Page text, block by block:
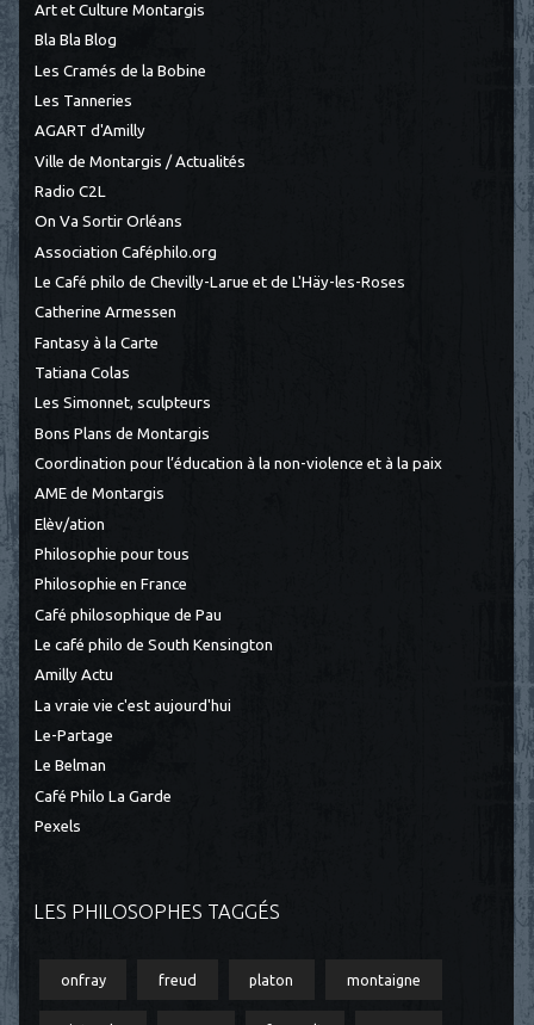
Art et Culture Montargis
Bla Bla Blog
Les Cramés de la Bobine
Les Tanneries
AGART d'Amilly
Ville de Montargis / Actualités
Radio C2L
On Va Sortir Orléans
Association Caféphilo.org
Le Café philo de Chevilly-Larue et de L'Häy-les-Roses
Catherine Armessen
Fantasy à la Carte
Tatiana Colas
Les Simonnet, sculpteurs
Bons Plans de Montargis
Coordination pour l’éducation à la non-violence et à la paix
AME de Montargis
Elèv/ation
Philosophie pour tous
Philosophie en France
Café philosophique de Pau
Le café philo de South Kensington
Amilly Actu
La vraie vie c'est aujourd'hui
Le-Partage
Le Belman
Café Philo La Garde
Pexels
LES PHILOSOPHES TAGGÉS
onfray freud platon montaigne